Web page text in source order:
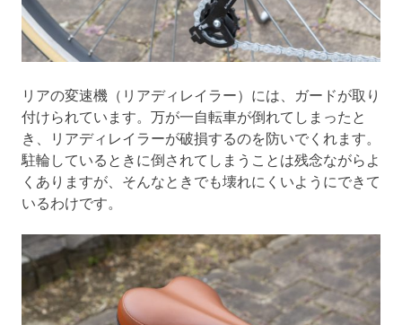
リアの変速機（リアディレイラー）には、ガードが取り
付けられています。万が一自転車が倒れてしまったと
き、リアディレイラーが破損するのを防いでくれます。
駐輪しているときに倒されてしまうことは残念ながらよ
くありますが、そんなときでも壊れにくいようにできて
いるわけです。